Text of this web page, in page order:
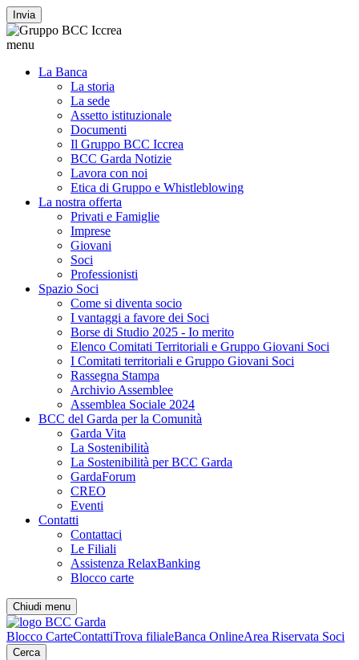
Invia
menu
La Banca
La storia
La sede
Assetto istituzionale
Documenti
Il Gruppo BCC Iccrea
BCC Garda Notizie
Lavora con noi
Etica di Gruppo e Whistleblowing
La nostra offerta
Privati e Famiglie
Imprese
Giovani
Soci
Professionisti
Spazio Soci
Come si diventa socio
I vantaggi a favore dei Soci
Borse di Studio 2025 - Io merito
Elenco Comitati Territoriali e Gruppo Giovani Soci
I Comitati territoriali e Gruppo Giovani Soci
Rassegna Stampa
Archivio Assemblee
Assemblea Sociale 2024
BCC del Garda per la Comunità
Garda Vita
La Sostenibilità
La Sostenibilità per BCC Garda
GardaForum
CREO
Eventi
Contatti
Contattaci
Le Filiali
Assistenza RelaxBanking
Blocco carte
Chiudi menu
Blocco CarteContattiTrova filialeBanca OnlineArea Riservata Soci
Cerca